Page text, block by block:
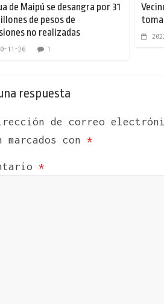
de Maipú se desangra por 31
de pesos de
no realizadas
11-26 1
toma
respuesta
de correo
marcados con *
*